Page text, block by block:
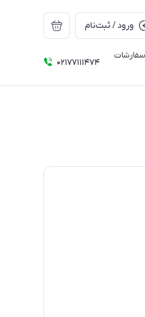
ورود / ثبت‌نام
02177111474